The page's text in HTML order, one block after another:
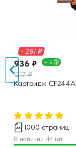
- 281 ₽
936 ₽ + Б
1217 ₽
Картридж
1000 страниц
В наличии 44 шт.